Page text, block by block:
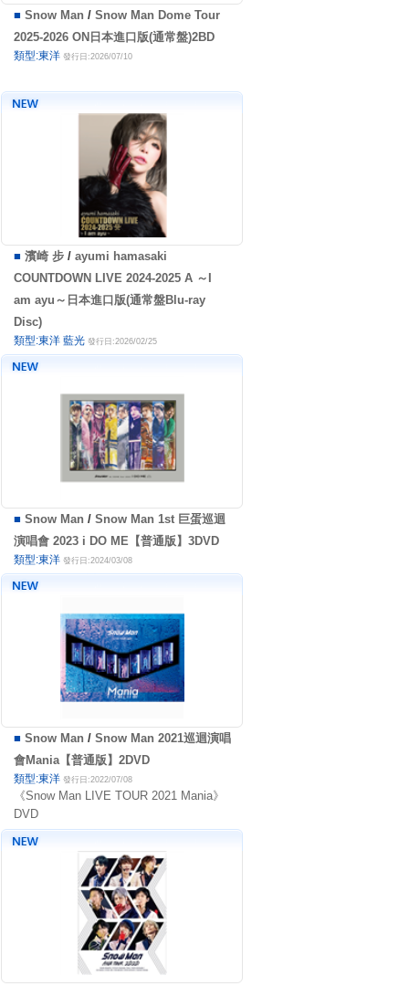
■ Snow Man / Snow Man Dome Tour
2025-2026 ON日本進口版(通常盤)2BD
類型:東洋 發行日:2026/07/10
■ 濱崎 步/ ayumi hamasaki
COUNTDOWN LIVE 2024-2025 A ～I
am ayu～日本進口版(通常盤Blu-ray
Disc)
類型:東洋 藍光 發行日:2026/02/25
■ Snow Man / Snow Man 1st 巨蛋巡迴
演唱會 2023 i DO ME【普通版】3DVD
類型:東洋 發行日:2024/03/08
■ Snow Man / Snow Man 2021巡迴演唱
會Mania【普通版】2DVD
類型:東洋 發行日:2022/07/08
《Snow Man LIVE TOUR 2021 Mania》
DVD